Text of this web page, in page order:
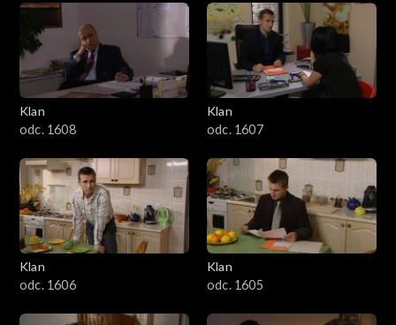
Klan
odc. 1608
Klan
odc. 1607
Klan
odc. 1606
Klan
odc. 1605